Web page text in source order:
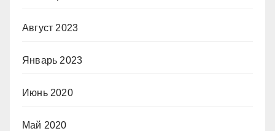
Август 2023
Январь 2023
Июнь 2020
Май 2020